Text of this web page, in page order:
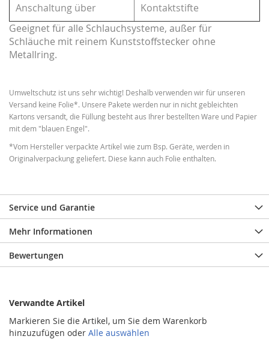
Anschaltung über
Kontaktstifte
Geeignet für alle Schlauchsysteme, außer für
Schläuche mit reinem Kunststoffstecker ohne
Metallring.
Umweltschutz ist uns sehr wichtig! Deshalb verwenden wir für unseren
Versand keine Folie*. Unsere Pakete werden nur in nicht gebleichten
Kartons versandt, die Füllung besteht aus Ihrer bestellten Ware und Papier
mit dem "blauen Engel".
*Vom Hersteller verpackte Artikel wie zum Bsp. Geräte, werden in
Originalverpackung geliefert. Diese kann auch Folie enthalten.
Service und Garantie
Mehr Informationen
Bewertungen
Verwandte Artikel
Markieren Sie die Artikel, um Sie dem Warenkorb
hinzuzufügen oder Alle auswählen